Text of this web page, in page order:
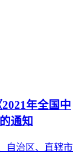
年全国中
通知
自治区、直辖市